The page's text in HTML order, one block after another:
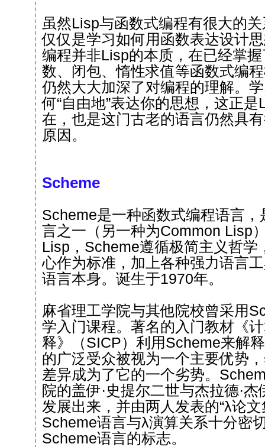
虽然Lisp与函数式编程有很大的
仅仅是学习如何用函数表达设计
编程并非Lisp的本质，在已经掌
数、闭包、惰性求值等函数式编
仍然大大加深了对编程的理解。
何“自由地”表达你的思想，这正
在，也是这门古老的语言仍然具
原因。
Scheme
Scheme是一种函数式编程语言
言之一（另一种为Common Lisp
Lisp，Scheme遵循极简主义哲学
心作为标准，加上各种强力语言
语言本身。诞生于1970年。
麻省理工学院与其他院校曾采用
学入门课程。著名的入门教材《
释》（SICP）利用Scheme来解
的广泛受众被视为一个主要优势
差异成为了它的一个劣势。
院的盖伊·史提尔二世与杰拉德·
发展出来，并由两人发表的“λ论
Scheme语言与λ演算关系十分密
Scheme语言的标志。